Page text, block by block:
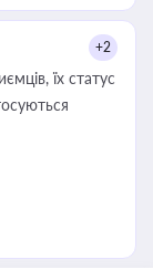
+2
їх статус